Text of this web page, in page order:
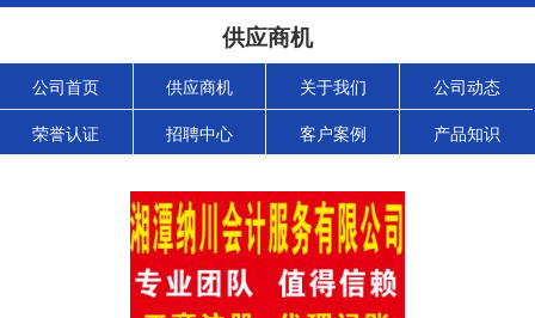
供应商机
公司首页 供应商机 关于我们 公司动态
荣誉认证 招聘中心 客户案例 产品知识